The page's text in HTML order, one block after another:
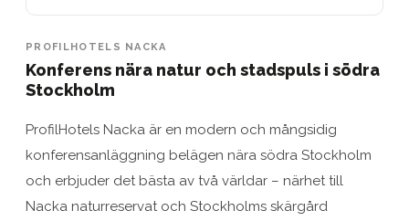
PROFILHOTELS NACKA
Konferens nära natur och stadspuls i södra
Stockholm
ProfilHotels Nacka är en modern och mångsidig
konferensanläggning belägen nära södra Stockholm
och erbjuder det bästa av två världar – närhet till
Nacka naturreservat och Stockholms skärgård